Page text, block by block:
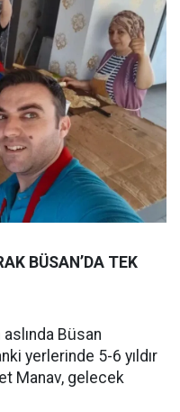
BÜSAN’DA TEK
aslında Büsan
yerlerinde 5-6 yıldır
Manav, gelecek